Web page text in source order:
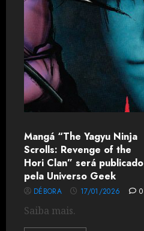
Mangá “The Yagyu Ninja
Scrolls: Revenge of the
Hori Clan” será publicado
pela Universo Geek
DÉBORA 17/01/2026 0
Saiba mais.